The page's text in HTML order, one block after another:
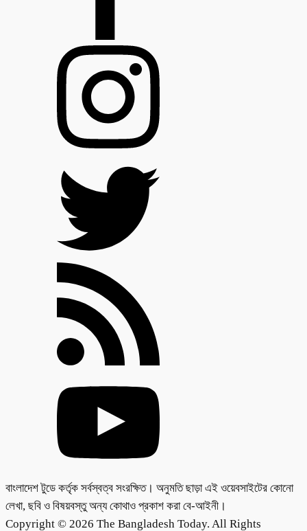
বাংলাদেশ টুডে কর্তৃক সর্বস্বত্ব সংরক্ষিত। অনুমতি ছাড়া এই ওয়েবসাইটের কোনো
লেখা, ছবি ও বিষয়বস্তু অন্য কোথাও প্রকাশ করা বে-আইনী।
Copyright © 2026 The Bangladesh Today. All Rights